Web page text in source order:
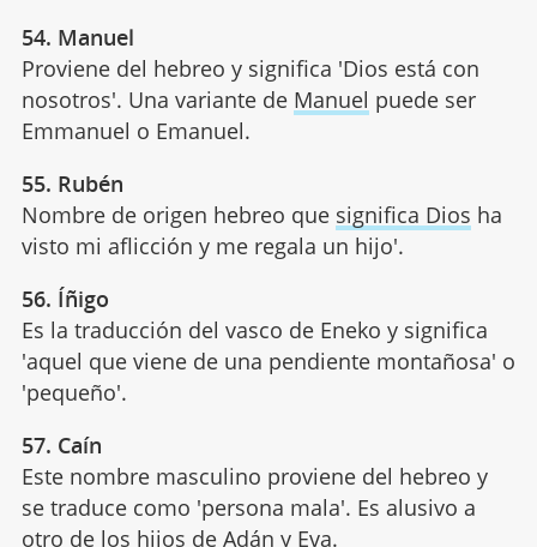
54. Manuel
Proviene del hebreo y significa 'Dios está con
nosotros'. Una variante de Manuel puede ser
Emmanuel o Emanuel.
55. Rubén
Nombre de origen hebreo que significa Dios ha
visto mi aflicción y me regala un hijo'.
56. Íñigo
Es la traducción del vasco de Eneko y significa
'aquel que viene de una pendiente montañosa' o
'pequeño'.
57. Caín
Este nombre masculino proviene del hebreo y
se traduce como 'persona mala'. Es alusivo a
otro de los hijos de Adán y Eva.